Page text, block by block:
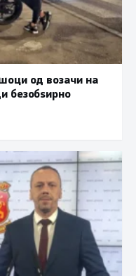
од возачи на
безобѕирно